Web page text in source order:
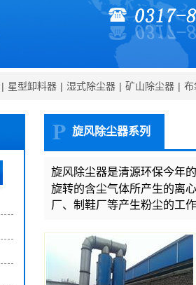
| 星型卸料器 | 湿式除尘器 | 矿山除尘器 | 布
旋风除尘器系列
旋风除尘器是清源环保今年
旋转的含尘气体所产生的离
厂、制鞋厂等产生粉尘的工